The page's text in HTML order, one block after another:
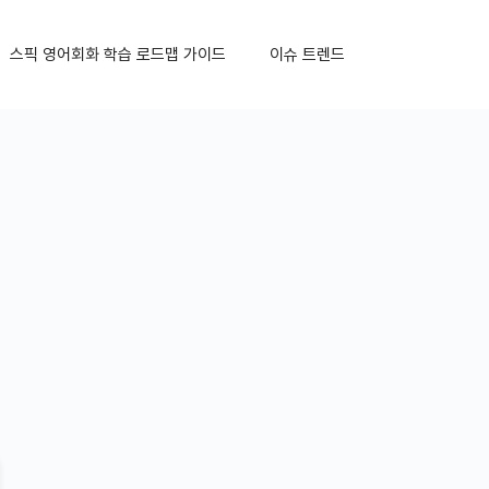
스픽 영어회화 학습 로드맵 가이드 이슈 트렌드